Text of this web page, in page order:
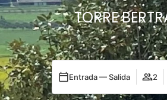
TORRE
Entrada — Salida 2